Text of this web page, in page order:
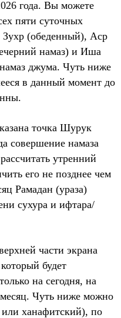
года. Вы можете
пяти суточных
(обеденный), Аср
намаз) и Иша
джума. Чуть ниже
в данный момент до
точка Шурук
совершение намаза
утренний
его не позднее чем
Рамадан (ураза)
сухура и ифтара/
части экрана
будет
на сегодня, на
Чуть ниже можно
ханафитский), по